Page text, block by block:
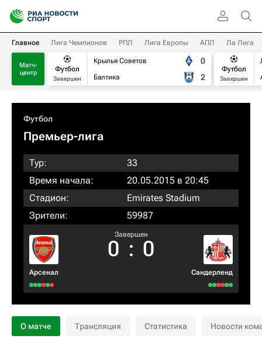
Главное Лига Чемпионов РПЛ Лига Европы АПЛ Ла Лига
Матч-
центр
Футбол
Завершен
Крылья Советов
Балтика
0
2
Футбол
Завершен
Футбол
Премьер-лига
Тур:
33
Время начала:
20.05.2015 в 20:45
Стадион:
Emirates Stadium
Зрители:
59987
Арсенал
Завершен
0 : 0
Сандерленд
О матче Трансляция Статистика Новости